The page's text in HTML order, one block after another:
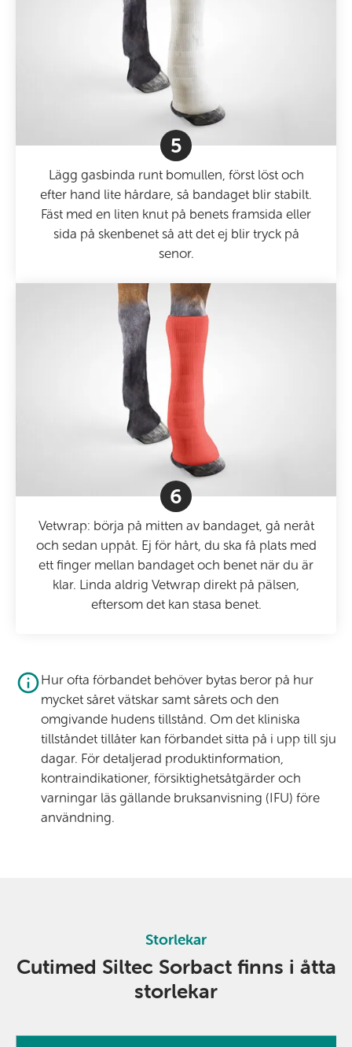
5
Lägg gasbinda runt bomullen, först löst och
efter hand lite hårdare, så bandaget blir stabilt.
Fäst med en liten knut på benets framsida eller
sida på skenbenet så att det ej blir tryck på
senor.
6
Vetwrap: börja på mitten av bandaget, gå neråt
och sedan uppåt. Ej för hårt, du ska få plats med
ett finger mellan bandaget och benet när du är
klar. Linda aldrig Vetwrap direkt på pälsen,
eftersom det kan stasa benet.
Hur ofta förbandet behöver bytas beror på hur
mycket såret vätskar samt sårets och den
omgivande hudens tillstånd. Om det kliniska
tillståndet tillåter kan förbandet sitta på i upp till sju
dagar. För detaljerad produktinformation,
kontraindikationer, försiktighetsåtgärder och
varningar läs gällande bruksanvisning (IFU) före
användning.
Storlekar
Cutimed Siltec Sorbact finns i åtta
storlekar